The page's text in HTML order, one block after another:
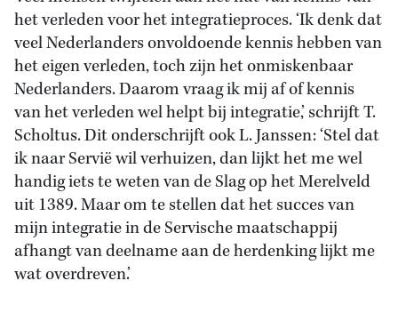
het verleden voor het integratieproces. ‘Ik denk dat
veel Nederlanders onvoldoende kennis hebben van
het eigen verleden, toch zijn het onmiskenbaar
Nederlanders. Daarom vraag ik mij af of kennis
van het verleden wel helpt bij integratie,’ schrijft T.
Scholtus. Dit onderschrijft ook L. Janssen: ‘Stel dat
ik naar Servië wil verhuizen, dan lijkt het me wel
handig iets te weten van de Slag op het Merelveld
uit 1389. Maar om te stellen dat het succes van
mijn integratie in de Servische maatschappij
afhangt van deelname aan de herdenking lijkt me
wat overdreven.’